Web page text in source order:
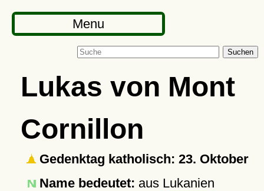
Menu
Suchen
Lukas von Mont
Cornillon
Gedenktag katholisch: 23. Oktober
Name bedeutet: aus Lukanien